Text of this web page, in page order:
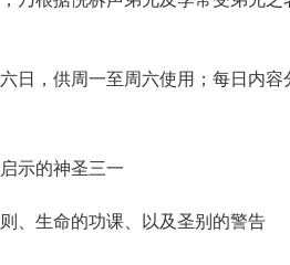
，供周一至周六使用；每日内容
示的神圣三一
、生命的功课、以及圣别的警告